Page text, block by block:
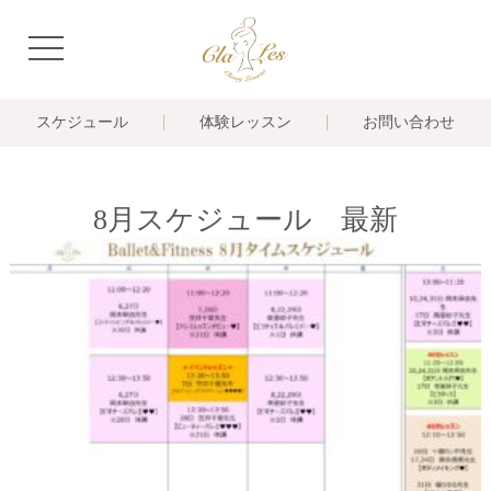
navigation
スケジュール 体験レッスン お問い合わせ
8月スケジュール 最新